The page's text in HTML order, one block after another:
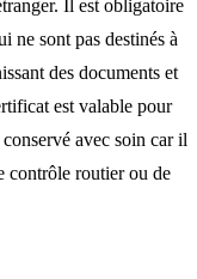
Il est obligatoire
ne sont pas destinés à
des documents et
est valable pour
avec soin car il
contrôle routier ou de